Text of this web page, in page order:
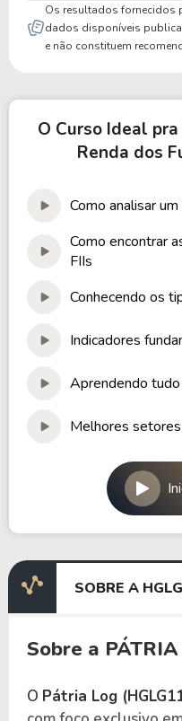
Os resultados fornecidos
dados disponíveis
e não constituem
O Curso Ideal
Renda dos
Como analisar
Como encontrar
FIIs
Conhecendo os
Indicadores
Aprendendo
Melhores
SOBRE A
Sobre a PÁTRIA
O Pátria Log